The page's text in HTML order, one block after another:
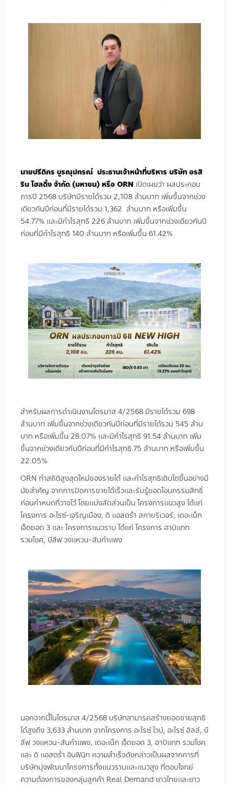
นายปรีดิกร บูรณุปกรณ์ ประธานเจ้าหน้าที่บริหาร บริษัทอรสิ
รินโฮลดิ้งจำกัด(มหาชน)หรือORN เปิดเผยว่า ผลประกอบ
การปี 2568 บริษัทมีรายได้รวม 2,108 ล้านบาท เพิ่มขึ้นจากช่วง
เดียวกันปีก่อนที่มีรายได้รวม 1,362 ล้านบาท หรือเพิ่มขึ้น
54.77% และมีกำไรสุทธิ 226 ล้านบาท เพิ่มขึ้นจากช่วงเดียวกันปี
ก่อนที่มีกำไรสุทธิ 140 ล้านบาท หรือเพิ่มขึ้น 61.42%
สำหรับผลการดำเนินงานไตรมาส 4/2568 มีรายได้รวม 698
ล้านบาท เพิ่มขึ้นจากช่วงเดียวกันปีก่อนที่มีรายได้รวม 545 ล้าน
บาท หรือเพิ่มขึ้น 28.07% และมีกำไรสุทธิ 91.54 ล้านบาท เพิ่ม
ขึ้นจากช่วงเดียวกันปีก่อนที่มีกำไรสุทธิ 75 ล้านบาท หรือเพิ่มขึ้น
22.05%
ORN ทำสถิติสูงสุดใหม่ของรายได้ และกำไรสุทธิเติบโตขึ้นอย่างมี
นัยสำคัญ จากการปิดการขายได้เร็วและรับรู้ยอดโอนกรรมสิทธิ์
ก่อนกำหนดที่วางไว้ โดยแบ่งสัดส่วนเป็น โครงการแนวสูง ได้แก่
โครงการ อะไรซ์-เจริญเมือง, ดิ แอสตร้า สกายริเวอร์, เดอะเน็ก
เจ็ดยอด 3 และ โครงการแนวราบ ได้แก่ โครงการ ฮาบิแทท
รวมโชค, บีลีฟ วงแหวน-สันกำแพง
นอกจากนี้ในไตรมาส 4/2568 บริษัทสามารถสร้างยอดขายสุทธิ
ได้สูงถึง 3,633 ล้านบาท จากโครงการ อะไรซ์ ไวบ์, อะไรซ์ ฮิลล์, บี
ลีฟ วงแหวน-สันกำแพง, เดอะเน็ก เจ็ดยอด 3, ฮาบิแทท รวมโชค
และ ดิ แอสตร้า อินฟินิท ความสำเร็จดังกล่าวเป็นผลจากการที่
บริษัทมุ่งพัฒนาโครงการทั้งแนวราบและแนวสูง ที่ตอบโจทย์
ความต้องการของกลุ่มลูกค้า Real Demand ชาวไทยและชาว